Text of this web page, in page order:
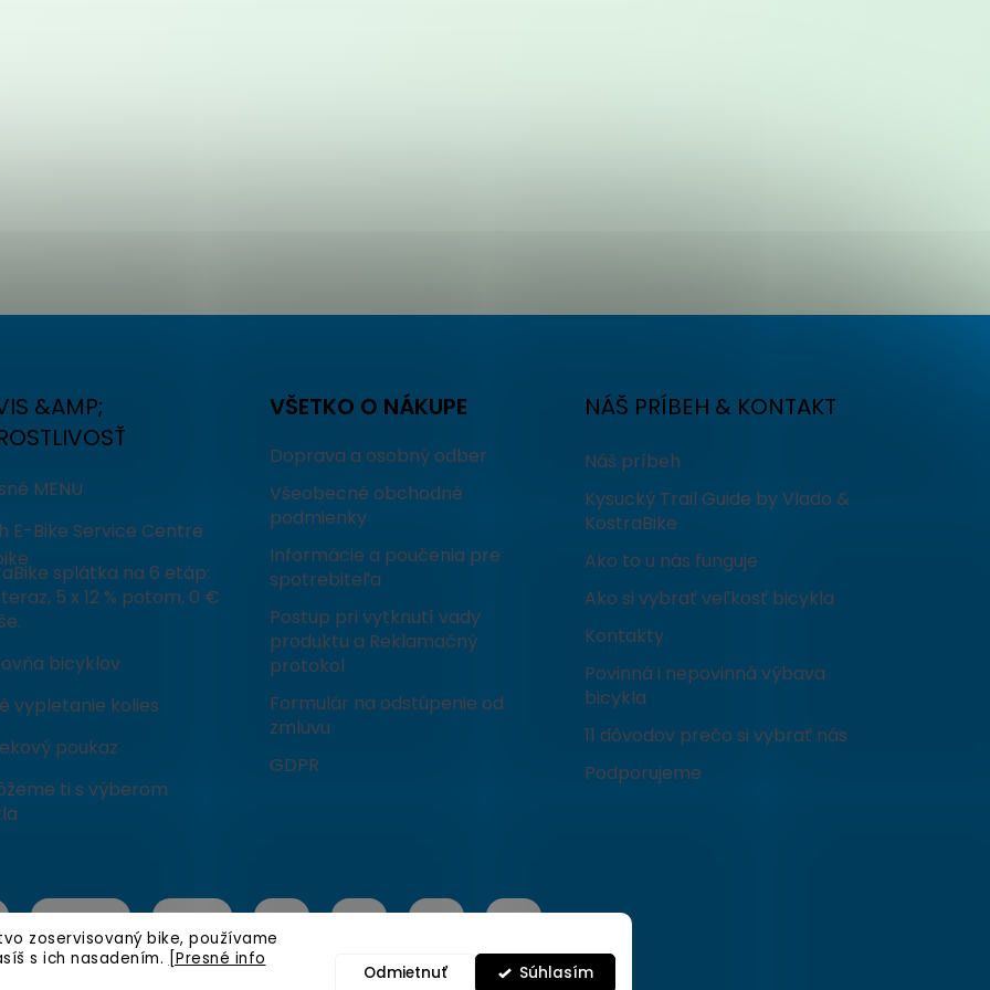
zoservisovaný bike, používame
s ich nasadením. [Presné info
Odmietnuť Súhlasím
&AMP;
MENU
E-Bike Service Centre
splátka na 6 etáp:
5 x 12 % potom, 0 €
bicyklov
vypletanie kolies
poukaz
ti s výberom
VŠETKO O NÁKUPE
Doprava a osobný odber
Všeobecné obchodné
podmienky
Informácie a poučenia pre
spotrebiteľa
Postup pri vytknutí vady
produktu a Reklamačný
protokol
Formulár na odstúpenie od
zmluvu
GDPR
NÁŠ PRÍBEH & KONTAKT
Náš príbeh
Kysucký Trail Guide by Vlado &
KostraBike
Ako to u nás funguje
Ako si vybrať veľkosť bicykla
Kontakty
Povinná i nepovinná výbava
bicykla
11 dôvodov prečo si vybrať nás
Podporujeme